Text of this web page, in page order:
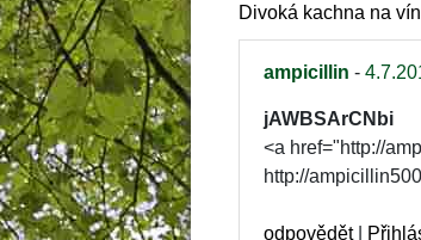
Divoká kachna na
ampicillin -
jAWBSArCNbi
<a href="http://
http://
odpovědět